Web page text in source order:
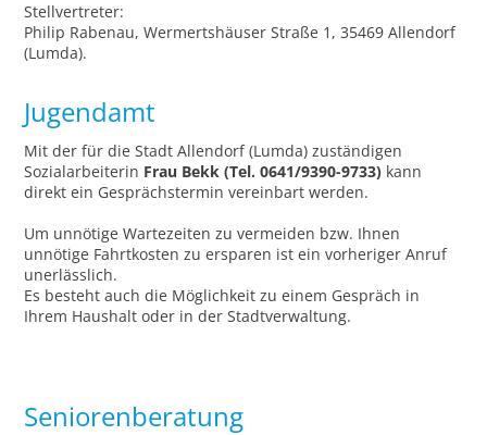
Stellvertreter:
Philip Rabenau, Wermertshäuser Straße 1, 35469 Allendorf
(Lumda).
Jugendamt
Mit der für die Stadt Allendorf (Lumda) zuständigen
Sozialarbeiterin Frau Bekk (Tel. 0641/9390-9733) kann
direkt ein Gesprächstermin vereinbart werden.
Um unnötige Wartezeiten zu vermeiden bzw. Ihnen
unnötige Fahrtkosten zu ersparen ist ein vorheriger Anruf
unerlässlich.
Es besteht auch die Möglichkeit zu einem Gespräch in
Ihrem Haushalt oder in der Stadtverwaltung.
Seniorenberatung